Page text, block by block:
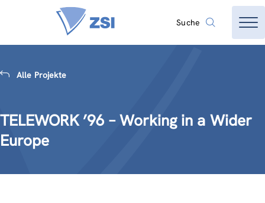
Suche
Alle Projekte
TELEWORK ’96 – Working in a Wider
Europe